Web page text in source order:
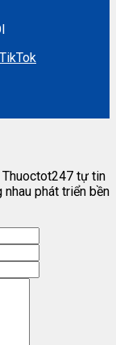
Thuoctot247 tự tin
phát triển bền